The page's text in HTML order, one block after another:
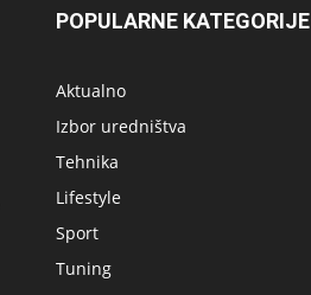
POPULARNE KATEGORIJE
Aktualno
Izbor uredništva
Tehnika
Lifestyle
Sport
Tuning